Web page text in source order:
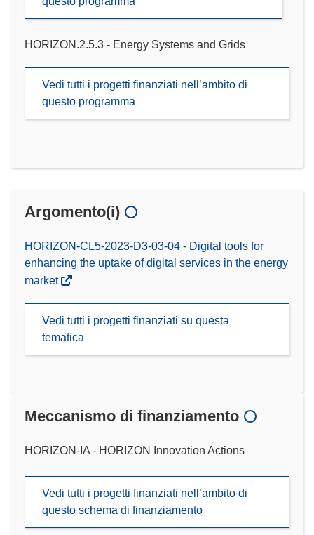
HORIZON.2.5.3 - Energy Systems and Grids
Vedi tutti i progetti finanziati nell’ambito di
questo programma
Argomento(i)
HORIZON-CL5-2023-D3-03-04 - Digital tools for
enhancing the uptake of digital services in the energy
market
Vedi tutti i progetti finanziati su questa
tematica
Meccanismo di finanziamento
HORIZON-IA - HORIZON Innovation Actions
Vedi tutti i progetti finanziati nell’ambito di
questo schema di finanziamento